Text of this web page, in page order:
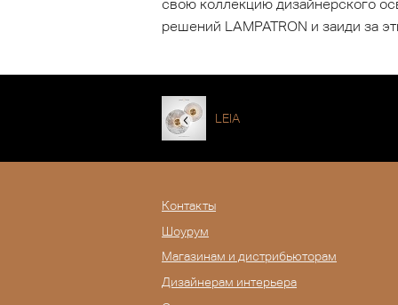
свою коллекцию дизайнерского
решений LAMPATRON и заиди за
LEIA
Контакты
Шоурум
Магазинам и дистрибьюторам
Дизайнерам интерьера